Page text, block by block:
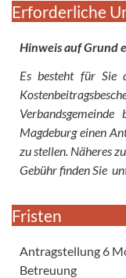
Erforderliche
Hinweis auf Grund
Es besteht für Sie
Magdeburg einen
zu stellen. Näheres
Gebühr finden Sie
Fristen
Antragstellung 6
Betreuung